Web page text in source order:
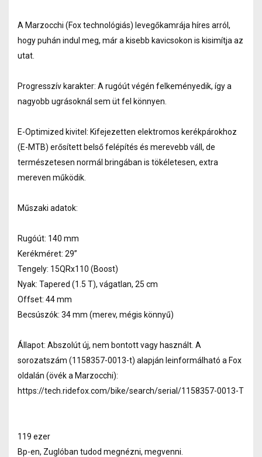
A Marzocchi (Fox technológiás) levegőkamrája híres arról,
hogy puhán indul meg, már a kisebb kavicsokon is kisimítja az
utat.
Progresszív karakter: A rugóút végén felkeményedik, így a
nagyobb ugrásoknál sem üt fel könnyen.
E-Optimized kivitel: Kifejezetten elektromos kerékpárokhoz
(E-MTB) erősített belső felépítés és merevebb váll, de
természetesen normál bringában is tökéletesen, extra
mereven működik.
Műszaki adatok:
Rugóút: 140 mm
Kerékméret: 29”
Tengely: 15QRx110 (Boost)
Nyak: Tapered (1.5 T), vágatlan, 25 cm
Offset: 44 mm
Becsúszók: 34 mm (merev, mégis könnyű)
Állapot: Abszolút új, nem bontott vagy használt. A
sorozatszám (1158357-0013-t) alapján leinformálható a Fox
oldalán (övék a Marzocchi):
https://tech.ridefox.com/bike/search/serial/1158357-0013-T
119 ezer
Bp-en, Zuglóban tudod megnézni, megvenni.